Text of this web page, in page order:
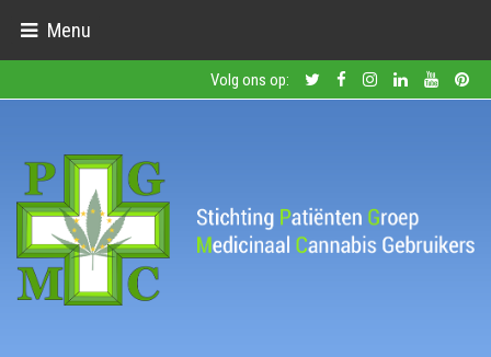
Menu
Volg ons op: